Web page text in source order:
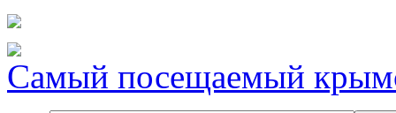
Самый посещаемый